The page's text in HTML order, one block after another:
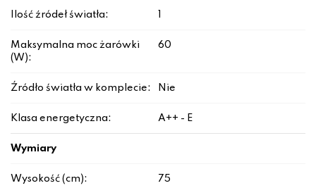
Ilość źródeł światła:
Maksymalna moc żarówki
(W):
60
Źródło światła w komplecie: Nie
Klasa energetyczna: A++ - E
Wymiary
Wysokość (cm): 75